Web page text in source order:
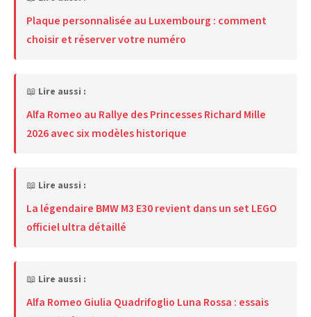
Plaque personnalisée au Luxembourg : comment
choisir et réserver votre numéro
📖 Lire aussi :
Alfa Romeo au Rallye des Princesses Richard Mille
2026 avec six modèles historique
📖 Lire aussi :
La légendaire BMW M3 E30 revient dans un set LEGO
officiel ultra détaillé
📖 Lire aussi :
Alfa Romeo Giulia Quadrifoglio Luna Rossa : essais